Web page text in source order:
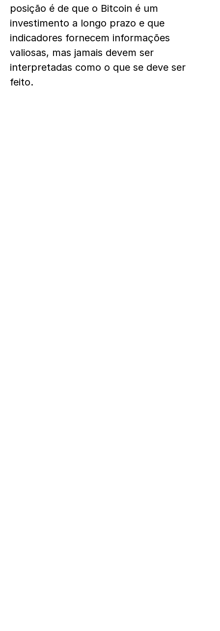
posição é de que o Bitcoin é um
investimento a longo prazo e que
indicadores fornecem informações
valiosas, mas jamais devem ser
interpretadas como o que se deve ser
feito.